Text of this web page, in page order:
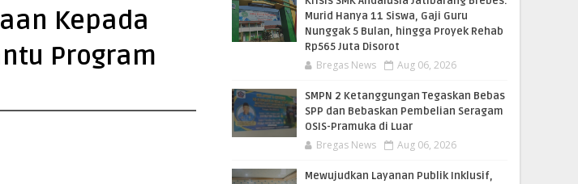
Kepada
Program
Murid Hanya 11 Siswa, Gaji Guru
Nunggak 5 Bulan, hingga Proyek Rehab
Rp565 Juta Disorot
Bregas News Aug 06, 2026
SMPN 2 Ketanggungan Tegaskan Bebas
SPP dan Bebaskan Pembelian Seragam
OSIS-Pramuka di Luar
Bregas News Aug 06, 2026
​Mewujudkan Layanan Publik Inklusif,